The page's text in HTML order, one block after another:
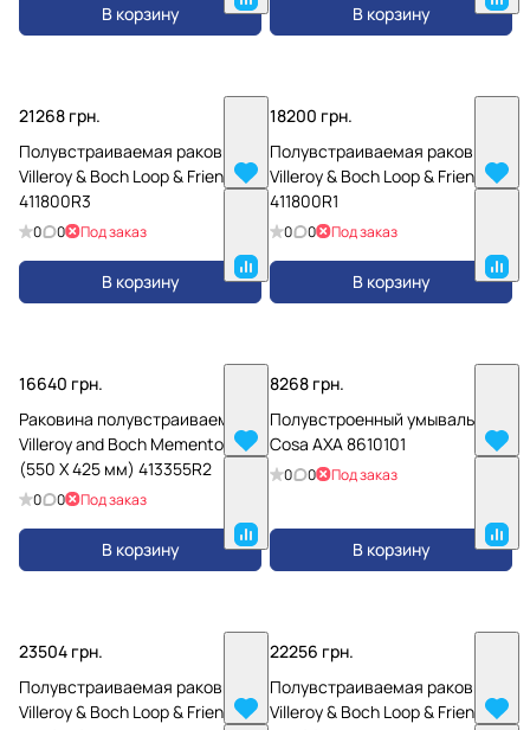
В корзину В корзину
21268 грн.
Полувстраиваемая раковина
Villeroy & Boch Loop & Friends
411800R3
0 0 Под заказ
В корзину
18200 грн.
Полувстраиваемая раковина
Villeroy & Boch Loop & Friends
411800R1
0 0 Под заказ
В корзину
16640 грн.
Раковина полувстраиваемая
Villeroy and Boch Memento
(550 Х 425 мм) 413355R2
0 0 Под заказ
В корзину
8268 грн.
Полувстроенный умывальник
Cosa AXA 8610101
0 0 Под заказ
В корзину
23504 грн.
Полувстраиваемая раковина
Villeroy & Boch Loop & Friends
22256 грн.
Полувстраиваемая раковина
Villeroy & Boch Loop & Friends